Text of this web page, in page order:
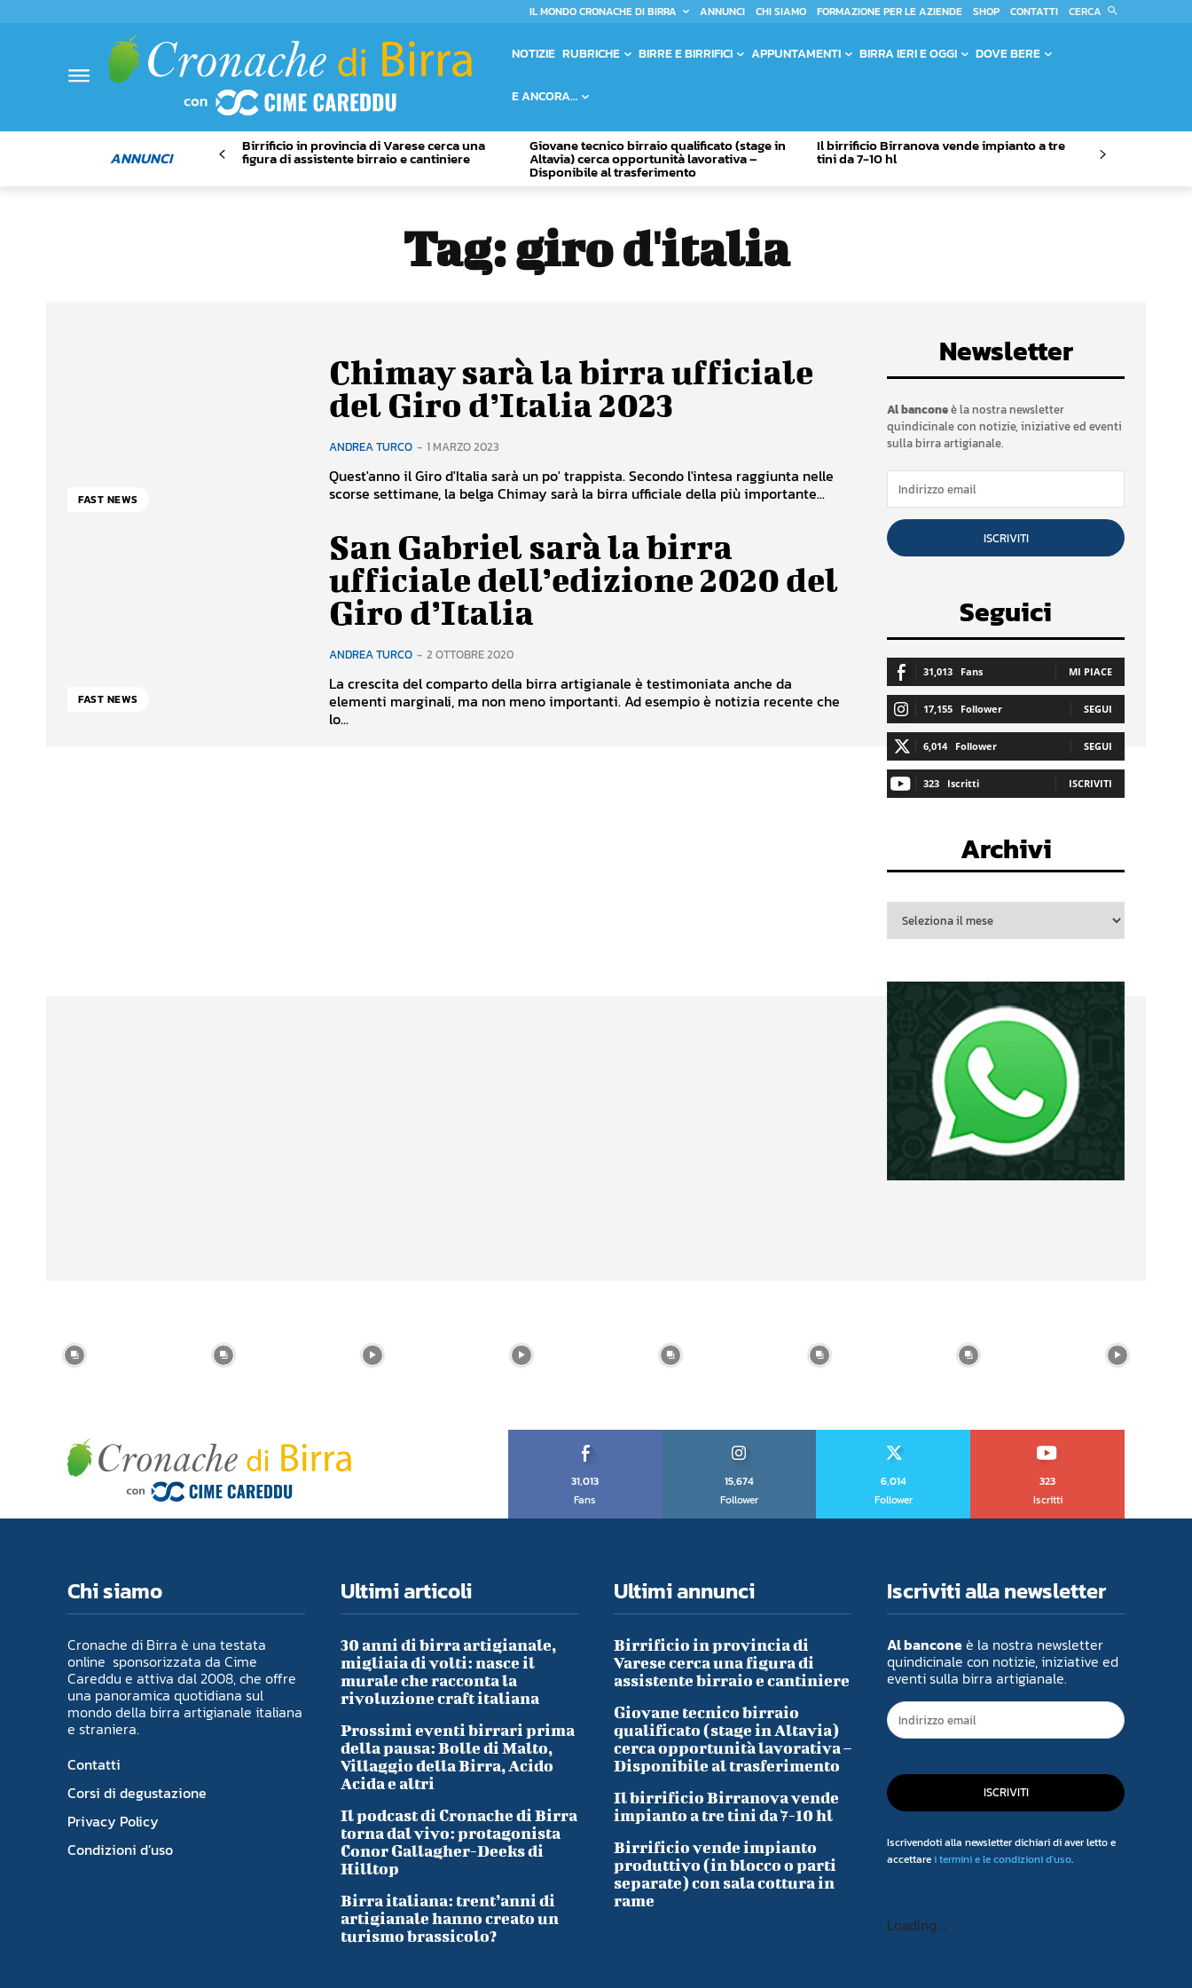
IL MONDO CRONACHE DI BIRRA ANNUNCI CHI SIAMO FORMAZIONE PER LE AZIENDE SHOP CONTATTI CERCA
NOTIZIE RUBRICHE BIRRE E BIRRIFICI APPUNTAMENTI BIRRA IERI E OGGI DOVE BERE
E ANCORA…
ANNUNCI
Birrificio in provincia di Varese cerca una
figura di assistente birraio e cantiniere
Giovane tecnico birraio qualificato (stage in
Altavia) cerca opportunità lavorativa –
Disponibile al trasferimento
Il birrificio Birranova vende impianto a tre
tini da 7-10 hl
Tag:giro d'italia
FAST NEWS
Chimay sarà la birra ufficiale
del Giro d’Italia 2023
ANDREA TURCO - 1 MARZO 2023
Quest'anno il Giro d'Italia sarà un po' trappista. Secondo l'intesa raggiunta nelle
scorse settimane, la belga Chimay sarà la birra ufficiale della più importante...
FAST NEWS
San Gabriel sarà la birra
ufficiale dell’edizione 2020 del
Giro d’Italia
ANDREA TURCO - 2 OTTOBRE 2020
La crescita del comparto della birra artigianale è testimoniata anche da
elementi marginali, ma non meno importanti. Ad esempio è notizia recente che
lo...
Newsletter
Al banconeè la nostra newsletter
quindicinale con notizie, iniziative ed eventi
sulla birra artigianale.
ISCRIVITI
Seguici
31,013 Fans MI PIACE
17,155 Follower SEGUI
6,014 Follower SEGUI
323 Iscritti ISCRIVITI
Archivi
31,013
Fans
15,674
Follower
6,014
Follower
323
Iscritti
Chi siamo
Cronache di Birra è una testata
online sponsorizzata da Cime
Careddu e attiva dal 2008, che offre
una panoramica quotidiana sul
mondo della birra artigianale italiana
e straniera.
Contatti
Corsi di degustazione
Privacy Policy
Condizioni d’uso
Ultimi articoli
30 anni di birra artigianale,
migliaia di volti: nasce il
murale che racconta la
rivoluzione craft italiana
Prossimi eventi birrari prima
della pausa: Bolle di Malto,
Villaggio della Birra, Acido
Acida e altri
Il podcast di Cronache di Birra
torna dal vivo: protagonista
Conor Gallagher-Deeks di
Hilltop
Birra italiana: trent’anni di
artigianale hanno creato un
turismo brassicolo?
Ultimi annunci
Birrificio in provincia di
Varese cerca una figura di
assistente birraio e cantiniere
Giovane tecnico birraio
qualificato (stage in Altavia)
cerca opportunità lavorativa –
Disponibile al trasferimento
Il birrificio Birranova vende
impianto a tre tini da 7-10 hl
Birrificio vende impianto
produttivo (in blocco o parti
separate) con sala cottura in
rame
Iscriviti alla newsletter
Al banconeè la nostra newsletter
quindicinale con notizie, iniziative ed
eventi sulla birra artigianale.
ISCRIVITI
Iscrivendoti alla newsletter dichiari di aver letto e
accettarei termini e le condizioni d'uso.
Loading...